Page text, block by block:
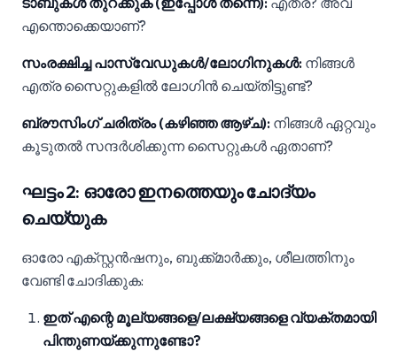
എന്തൊക്കെയാണ്?
സംരക്ഷിച്ച പാസ്‌വേഡുകൾ/ലോഗിനുകൾ: നിങ്ങൾ
എത്ര സൈറ്റുകളിൽ ലോഗിൻ ചെയ്തിട്ടുണ്ട്?
ബ്രൗസിംഗ് ചരിത്രം (കഴിഞ്ഞ ആഴ്ച): നിങ്ങൾ ഏറ്റവും
കൂടുതൽ സന്ദർശിക്കുന്ന സൈറ്റുകൾ ഏതാണ്?
ഘട്ടം 2: ഓരോ ഇനത്തെയും ചോദ്യം
ചെയ്യുക
ഓരോ എക്സ്റ്റൻഷനും, ബുക്ക്മാർക്കും, ശീലത്തിനും
വേണ്ടി ചോദിക്കുക:
ഇത് എന്റെ മൂല്യങ്ങളെ/ലക്ഷ്യങ്ങളെ വ്യക്തമായി
പിന്തുണയ്ക്കുന്നുണ്ടോ?